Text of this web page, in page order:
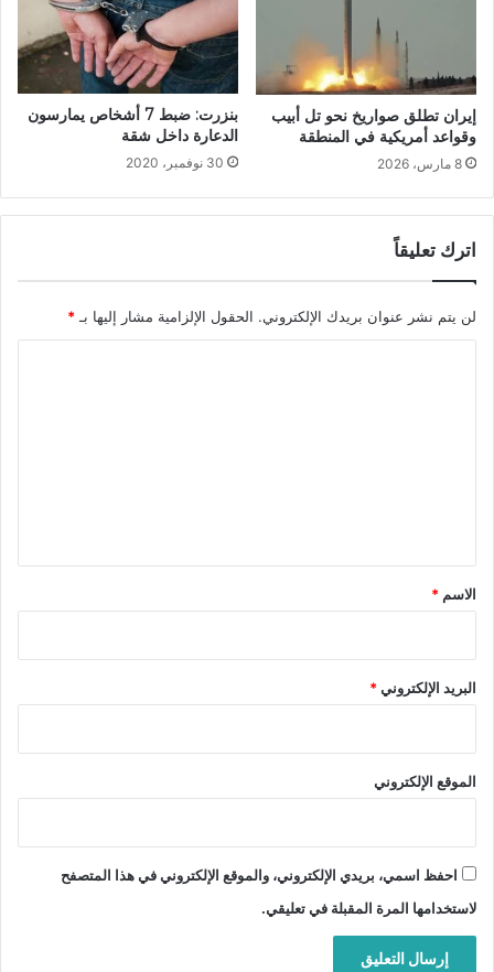
إيران تطلق صواريخ نحو تل أبيب
وقواعد أمريكية في المنطقة
8 مارس، 2026
بنزرت: ضبط 7 أشخاص يمارسون
الدعارة داخل شقة
30 نوفمبر، 2020
اترك تعليقاً
لن يتم نشر عنوان بريدك الإلكتروني. الحقول الإلزامية مشار إليها بـ*
*
الاسم *
البريد الإلكتروني*
الموقع الإلكتروني
احفظ اسمي، بريدي الإلكتروني، والموقع الإلكتروني في هذا المتصفح
لاستخدامها المرة المقبلة في تعليقي.